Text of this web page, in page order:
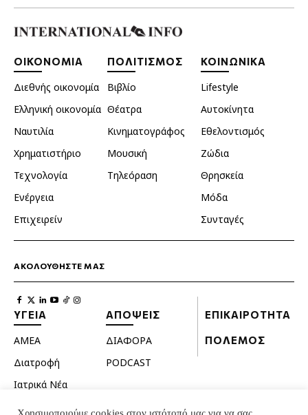
ΟΙΚΟΝΟΜΙΑ
Διεθνής οικονομία
Ελληνική οικονομία
Ναυτιλία
Χρηματιστήριο
Τεχνολογία
Ενέργεια
Επιχειρείν
ΠΟΛΙΤΙΣΜΟΣ
Βιβλίο
Θέατρα
Κινηματογράφος
Μουσική
Τηλεόραση
ΚΟΙΝΩΝΙΚΑ
Lifestyle
Αυτοκίνητα
Εθελοντισμός
Ζώδια
Θρησκεία
Μόδα
Συνταγές
ΑΚΟΛΟΥΘΗΣΤΕ ΜΑΣ
ΥΓΕΙΑ
ΑΜΕΑ
Διατροφή
Ιατρικά Νέα
Κατοικίδια
ΑΠΟΨΕΙΣ
ΔΙΑΦΟΡΑ
PODCAST
ΕΠΙΚΑΙΡΟΤΗΤΑ
ΠΟΛΕΜΟΣ